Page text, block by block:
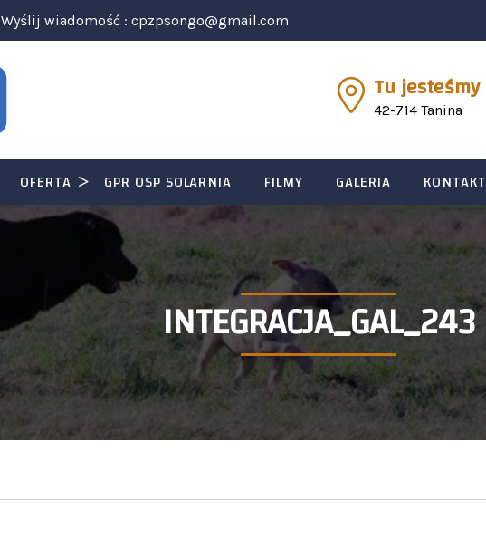
Wyślij wiadomość : cpzpsongo@gmail.com
Tu jesteśmy
42-714 Tanina
OFERTA GPR OSP SOLARNIA FILMY GALERIA KONTAKT
INTEGRACJA_GAL_243